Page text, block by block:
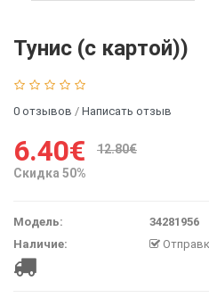
Тунис (с картой))
0 отзывов / Написать отзыв
6.40€
12.80€
Скидка 50%
Модель:
34281956
Наличие: